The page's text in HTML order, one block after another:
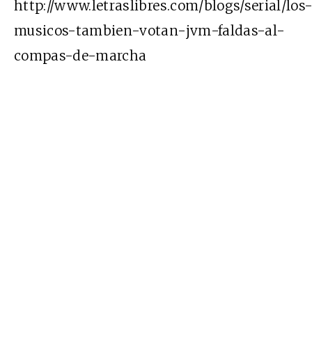
http://www.letraslibres.com/blogs/serial/
musicos-tambien-votan-jvm-faldas-al-
compas-de-marcha